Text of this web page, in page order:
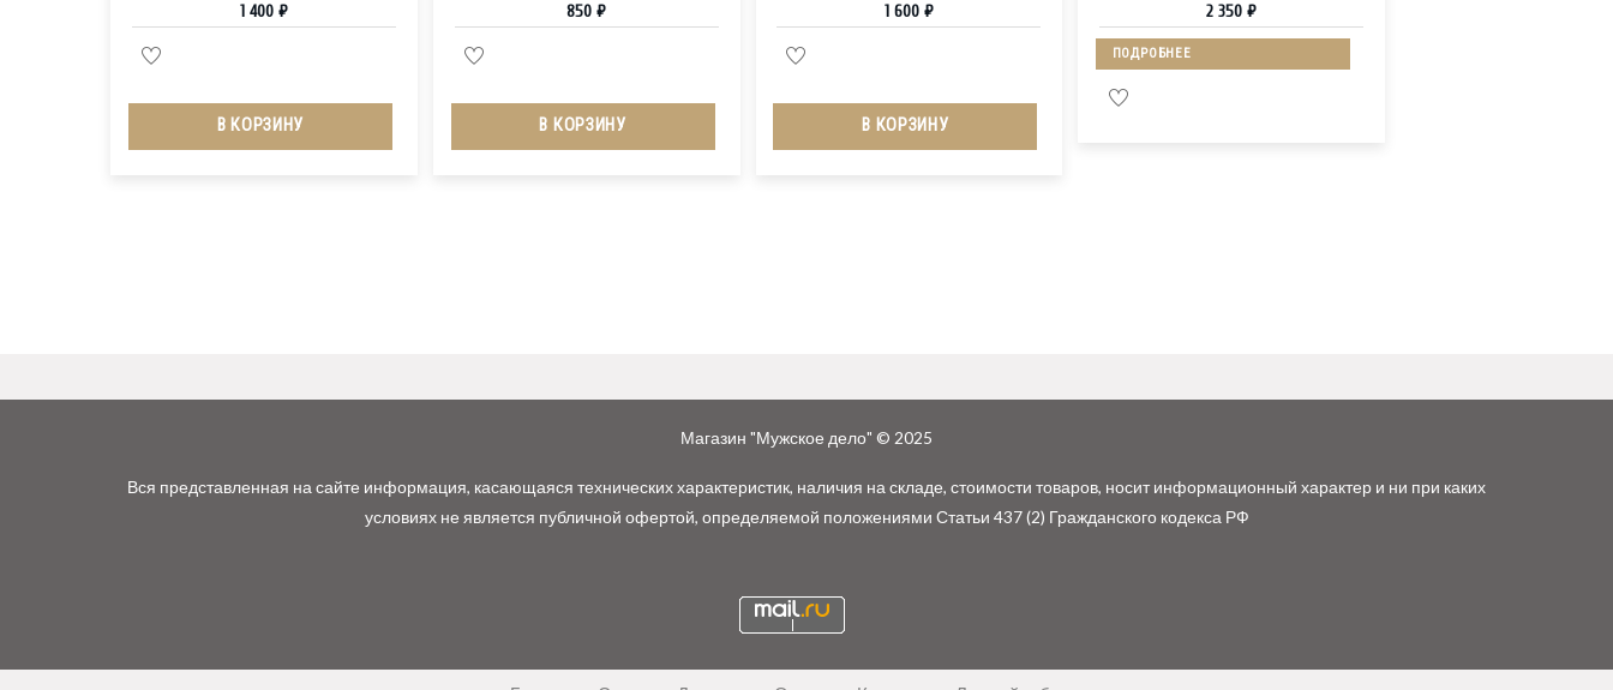
1 400 ₽
В КОРЗИНУ
850₽
В КОРЗИНУ
1 600 ₽
В КОРЗИНУ
2 350₽
ПОДРОБНЕЕ
Магазин "Мужское дело" © 2025
Вся представленная на сайте информация, касающаяся технических характеристик, наличия на складе, стоимости товаров, носит информационный характер и ни при каких
условиях не является публичной офертой, определяемой положениями Статьи 437 (2) Гражданского кодекса РФ